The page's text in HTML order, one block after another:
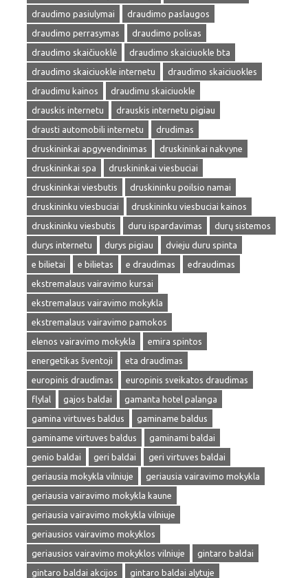
draudimo pasiulymai
draudimo paslaugos
draudimo perrasymas
draudimo polisas
draudimo skaičiuoklė
draudimo skaiciuokle bta
draudimo skaiciuokle internetu
draudimo skaiciuokles
draudimu kainos
draudimu skaiciuokle
drauskis internetu
drauskis internetu pigiau
drausti automobili internetu
drudimas
druskininkai apgyvendinimas
druskininkai nakvyne
druskininkai spa
druskininkai viesbuciai
druskininkai viesbutis
druskininku poilsio namai
druskininku viesbuciai
druskininku viesbuciai kainos
druskininku viesbutis
duru ispardavimas
durų sistemos
durys internetu
durys pigiau
dvieju duru spinta
e bilietai
e bilietas e draudimas
edraudimas
ekstremalaus vairavimo kursai
ekstremalaus vairavimo mokykla
ekstremalaus vairavimo pamokos
elenos vairavimo mokykla
emira spintos
energetikas šventoji
eta draudimas
europinis draudimas
europinis sveikatos draudimas
flylal
gajos baldai
gamanta hotel palanga
gamina virtuves baldus
gaminame baldus
gaminame virtuves baldus
gaminami baldai
genio baldai
geri baldai
geri virtuves baldai
geriausia mokykla vilniuje
geriausia vairavimo mokykla
geriausia vairavimo mokykla kaune
geriausia vairavimo mokykla vilniuje
geriausios vairavimo mokyklos
geriausios vairavimo mokyklos vilniuje
gintaro baldai
gintaro baldai akcijos
gintaro baldai alytuje